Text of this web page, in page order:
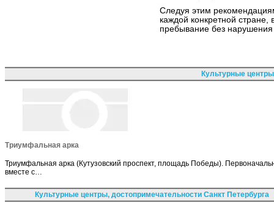
Следуя этим
каждой конкретной
пребывание без
Культурные
Триумфальная арка
Триумфальная арка (Кутузовский проспект, площадь Победы).
вместе с…
Культурные центры, достопримечательности Санкт Петербурга